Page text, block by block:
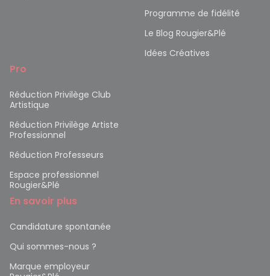
Programme de fidélité
Le Blog Rougier&Plé
Idées Créatives
Pro
Réduction Privilège Club
Artistique
Réduction Privilège Artiste
Professionnel
Réduction Professeurs
Espace professionnel
Rougier&Plé
En savoir plus
Candidature spontanée
Qui sommes-nous ?
Marque employeur